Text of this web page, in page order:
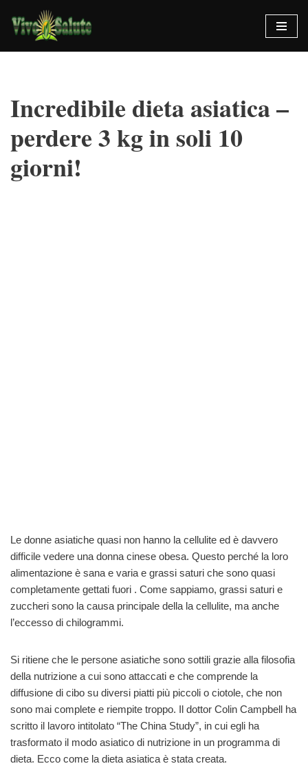
Vai
al
Incredibile dieta asiatica –
perdere 3 kg in soli 10
giorni!
Le donne asiatiche quasi non hanno la cellulite ed è davvero
difficile vedere una donna cinese obesa. Questo perché la loro
alimentazione è sana e varia e grassi saturi che sono quasi
completamente gettati fuori . Come sappiamo, grassi saturi e
zuccheri sono la causa principale della la cellulite, ma anche
l’eccesso di chilogrammi.
Si ritiene che le persone asiatiche sono sottili grazie alla filosofia
della nutrizione a cui sono attaccati e che comprende la
diffusione di cibo su diversi piatti più piccoli o ciotole, che non
sono mai complete e riempite troppo. Il dottor Colin Campbell ha
scritto il lavoro intitolato “The China Study”, in cui egli ha
trasformato il modo asiatico di nutrizione in un programma di
dieta. Ecco come la dieta asiatica è stata creata.